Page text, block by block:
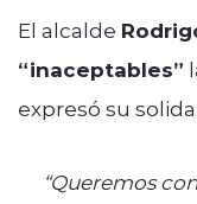
El alcalde
“inaceptables”
expresó su
“Queremos